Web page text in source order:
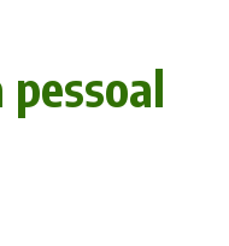
pessoal